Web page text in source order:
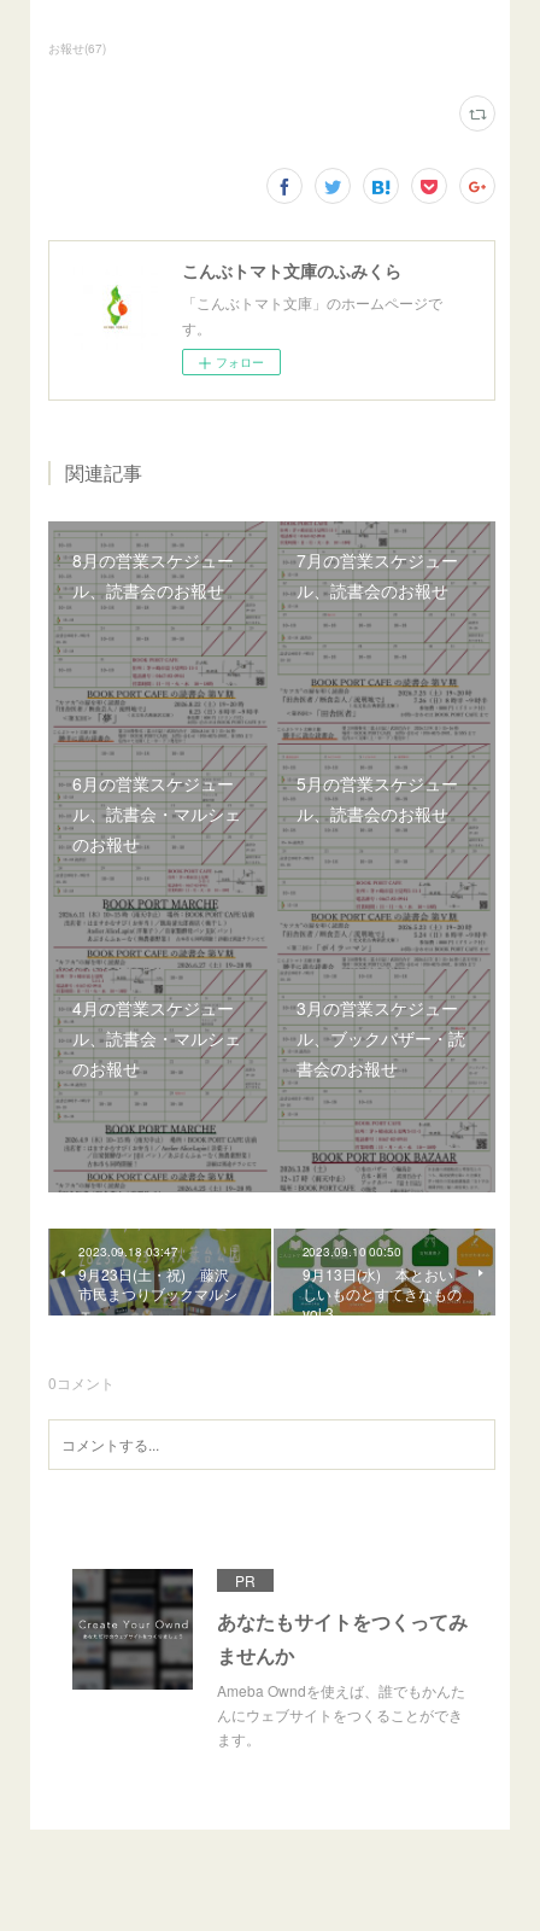
お報せ(67)
こんぶトマト文庫のふみくら
「こんぶトマト文庫」のホームページで
す。
フォロー
関連記事
8月の営業スケジュー
ル、読書会のお報せ
7月の営業スケジュー
ル、読書会のお報せ
6月の営業スケジュー
ル、読書会・マルシェ
のお報せ
5月の営業スケジュー
ル、読書会のお報せ
4月の営業スケジュー
ル、読書会・マルシェ
のお報せ
3月の営業スケジュー
ル、ブックバザー・読
書会のお報せ
2023.09.18 03:47
9月23日(土・祝) 藤沢
市民まつりブックマルシ
ェ
2023.09.10 00:50
9月13日(水) 本とおい
しいものとすてきなもの
vol.3
0コメント
PR
あなたもサイトをつくってみ
ませんか
Ameba Owndを使えば、誰でもかんた
んにウェブサイトをつくることができ
ます。